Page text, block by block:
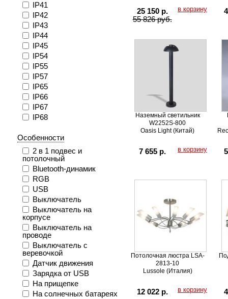
IP41
IP42
IP43
IP44
IP45
IP54
IP55
IP57
IP65
IP66
IP67
IP68
Особенности
2 в 1 подвес и
потолочный
Bluetooth-динамик
RGB
USB
Выключатель
Выключатель на
корпусе
Выключатель на
проводе
Выключатель с
веревочкой
Датчик движения
Зарядка от USB
На прищепке
На солнечных батареях
25 150 р.
55 826 руб.
в корзину
Наземный светильник
W2252S-800
Oasis Light (Китай)
7 655 р. в корзину
Потолочная люстра LSA-
2813-10
Lussole (Италия)
12 022 р. в корзину